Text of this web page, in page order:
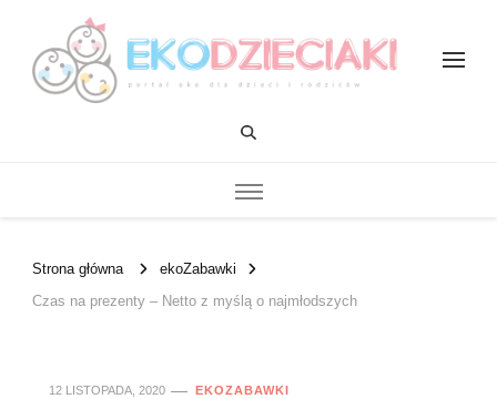
Strona główna
ekoZabawki
Czas na prezenty – Netto z myślą o najmłodszych
12 LISTOPADA, 2020 EKOZABAWKI